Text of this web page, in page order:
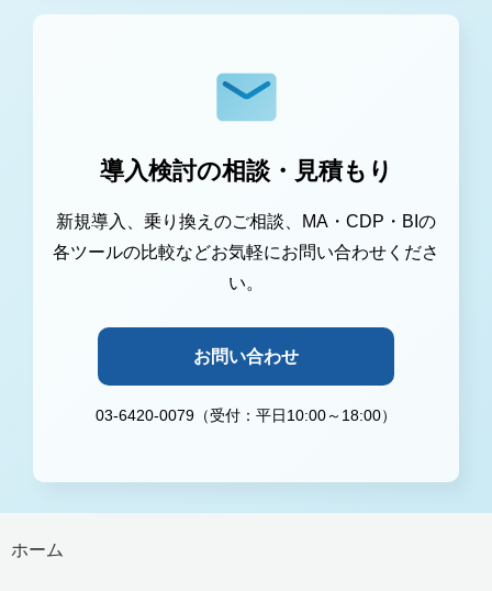
導入検討の相談・見積もり
新規導入、乗り換えのご相談、MA・CDP・BIの
各ツールの比較などお気軽にお問い合わせくださ
い。
お問い合わせ
03-6420-0079（受付：平日10:00～18:00）
ホーム